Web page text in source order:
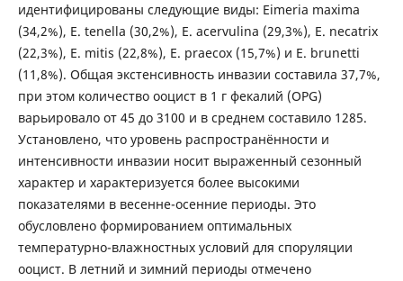
идентифицированы следующие виды: Eimeria maxima
(34,2%), E. tenella (30,2%), E. acervulina (29,3%), E. necatrix
(22,3%), E. mitis (22,8%), E. praecox (15,7%) и E. brunetti
(11,8%). Общая экстенсивность инвазии составила 37,7%,
при этом количество ооцист в 1 г фекалий (OPG)
варьировало от 45 до 3100 и в среднем составило 1285.
Установлено, что уровень распространённости и
интенсивности инвазии носит выраженный сезонный
характер и характеризуется более высокими
показателями в весенне-осенние периоды. Это
обусловлено формированием оптимальных
температурно-влажностных условий для споруляции
ооцист. В летний и зимний периоды отмечено